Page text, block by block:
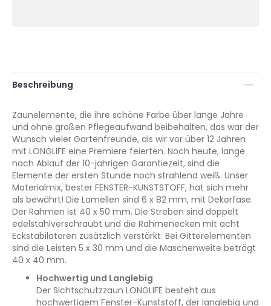
Beschreibung
Zaunelemente, die ihre schöne Farbe über lange Jahre
und ohne großen Pflegeaufwand beibehalten, das war der
Wunsch vieler Gartenfreunde, als wir vor über 12 Jahren
mit LONGLIFE eine Premiere feierten. Noch heute, lange
nach Ablauf der 10-jährigen Garantiezeit, sind die
Elemente der ersten Stunde noch strahlend weiß. Unser
Materialmix, bester FENSTER-KUNSTSTOFF, hat sich mehr
als bewährt! Die Lamellen sind 6 x 82 mm, mit Dekorfase.
Der Rahmen ist 40 x 50 mm. Die Streben sind doppelt
edelstahlverschraubt und die Rahmenecken mit acht
Eckstabilatoren zusätzlich verstärkt. Bei Gitterelementen
sind die Leisten 5 x 30 mm und die Maschenweite beträgt
40 x 40 mm.
Hochwertig und Langlebig
Der Sichtschutzzaun LONGLIFE besteht aus
hochwertigem Fenster-Kunststoff, der langlebig und